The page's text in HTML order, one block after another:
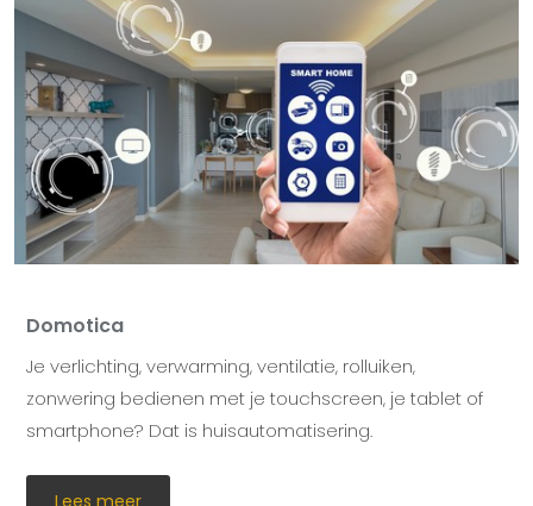
Domotica
Je verlichting, verwarming, ventilatie, rolluiken,
zonwering bedienen met je touchscreen, je tablet of
smartphone? Dat is huisautomatisering.